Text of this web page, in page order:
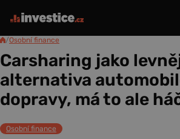
/Osobní finance
Carsharing jako
alternativa
dopravy, má to ale
Osobní finance